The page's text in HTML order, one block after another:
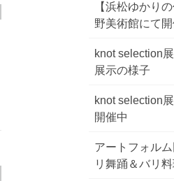
【浜松ゆかり
野美術館にて
knot selection
展示の様子
knot selection
開催中
アートフォル
リ舞踊＆バリ